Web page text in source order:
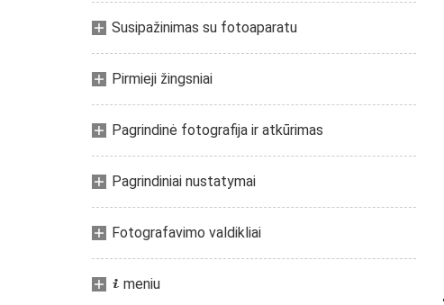
Susipažinimas su fotoaparatu
Pirmieji žingsniai
Pagrindinė fotografija ir atkūrimas
Pagrindiniai nustatymai
Fotografavimo valdikliai
i meniu